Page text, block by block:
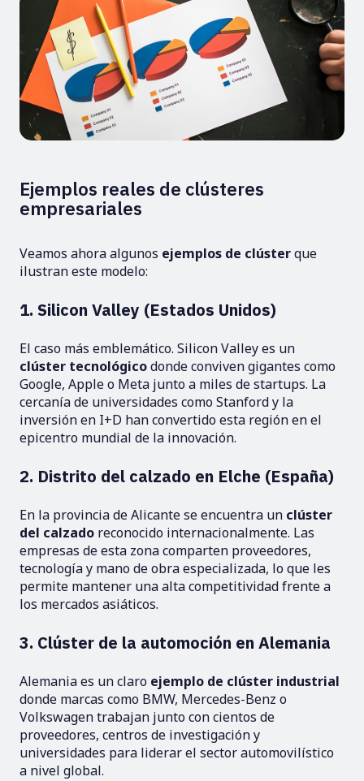
Ejemplos reales de clústeres
empresariales
Veamos ahora algunos ejemplos de clústerque
ilustran este modelo:
1. Silicon Valley (Estados Unidos)
El caso más emblemático. Silicon Valley es un
clúster tecnológicodonde conviven gigantes como
Google, Apple o Meta junto a miles de startups. La
cercanía de universidades como Stanford y la
inversión en I+D han convertido esta región en el
epicentro mundial de la innovación.
2. Distrito del calzado en Elche (España)
En la provincia de Alicante se encuentra un clúster
del calzado reconocido internacionalmente. Las
empresas de esta zona comparten proveedores,
tecnología y mano de obra especializada, lo que les
permite mantener una alta competitividad frente a
los mercados asiáticos.
3. Clúster de la automoción en Alemania
Alemania es un claro ejemplo de clúster industrial
donde marcas como BMW, Mercedes-Benz o
Volkswagen trabajan junto con cientos de
proveedores, centros de investigación y
universidades para liderar el sector automovilístico
a nivel global.